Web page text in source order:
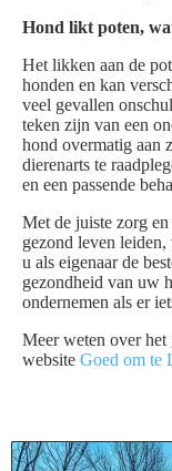
Hond likt poten,
Het likken aan de
honden en kan
veel gevallen
teken zijn van een
hond overmatig aan
dierenarts te
en een passende
Met de juiste zorg
gezond leven
u als eigenaar de
gezondheid van uw
ondernemen als er
Meer weten over
website Goed om te